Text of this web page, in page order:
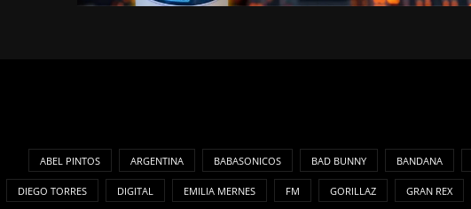
ABEL PINTOS ARGENTINA BABASONICOS BAD BUNNY BANDANA
DIEGO TORRES DIGITAL EMILIA MERNES FM GORILLAZ GRAN REX